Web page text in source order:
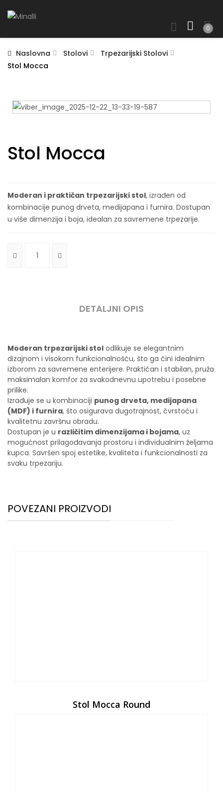
0
Naslovna Stolovi
Trpezarijski Stolovi
Stol Mocca
Stol Mocca
Moderan i praktičan trpezarijski stol, izrađen od
kombinacije punog drveta, medijapana i furnira. Dostupan
u više dimenzija i boja, idealan za savremene trpezarije.
DETALJNI OPIS
Moderan trpezarijski stol odlikuje se elegantnim
dizajnom i visokom funkcionalnošću, što ga čini idealnim
izborom za savremene enterijere. Praktičan i stabilan, pruža
maksimalan komfor za svakodnevnu upotrebu i posebne
prilike.
Izrađuje se u kombinaciji punog drveta, medijapana
(MDF) i furnira, što osigurava dugotrajnost, čvrstoću i
kvalitetnu završnu obradu.
Dostupan je u različitim dimenzijama i bojama, uz
mogućnost prilagođavanja prostoru i individualnim željama
kupca. Savršen spoj estetike, kvaliteta i funkcionalnosti za
svaku trpezariju.
POVEZANI PROIZVODI
Stol Mocca Round